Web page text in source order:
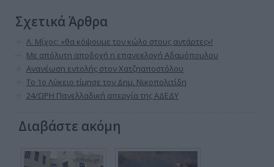
Σχετικά Άρθρα
Λ. Μίχος: «θα κόψουμε τον κώλο στους αντάρτες»!
Με απόλυτη αποδοχή η επανεκλογή Αδαμόπουλου
Ανανέωση εντολής στον Χατζηαποστόλου
Το 1ο Λύκειο τίμησε τον Δημ. Νικοπολιτίδη
24/ΩΡΗ Πανελλαδική απεργία της ΑΔΕΔΥ
Διαβάστε ακόμη